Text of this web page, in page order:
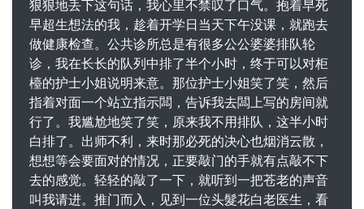
狠狠地丢下这句话，我心里不禁叹了口气。抱着早死
早超生想法的我，趁着开学日当天下午没课，就跑去
做健康检查。公共诊所总是有很多公公婆婆排队轮
诊，我在长长的队列中排了半个小时，终于可以对柜
檯的护士小姐说明来意。那位护士小姐笑了笑，然后
指着对面一个站立指示闆，告诉我去闆上写的房间就
行了。我尴尬地笑了笑，原来我不用排队，这半小时
白排了。出师不利，来时那必死的决心也烟消云散，
想想等会要面对的情况，正要敲门的手就有点敲不下
去的感觉。轻轻的敲了一下，就听到一把苍老的声音
叫我请进。推门而入，见到一位头髮花白老医生，看